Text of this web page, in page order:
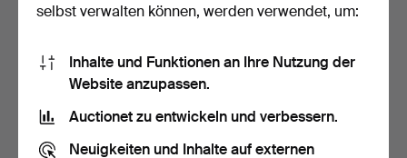
Ein Paar Wandteller aus
Messing im Barocks…
9 Gebote
90 USD
Ein Satz von 12
32 USD
selbst verwalten können, werden verwendet, um:
Inhalte und Funktionen an Ihre Nutzung der
Website anzupassen.
Auctionet zu entwickeln und verbessern.
Neuigkeiten und Inhalte auf externen